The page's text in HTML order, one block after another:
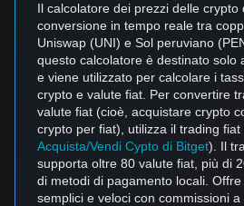
Il calcolatore dei prezzi delle crypto
conversione in tempo reale tra
Uniswap (UNI) e Sol peruviano
questo calcolatore è destinato solo
e viene utilizzato per calcolare i
crypto e valute fiat. Per convertire
valute fiat (cioè, acquistare crypto
crypto per fiat), utilizza il trading fiat
Acquista/Vendi Cypto di Bitget). Il
supporta oltre 80 valute fiat, più di
di metodi di pagamento locali.
semplici e veloci con commissioni a